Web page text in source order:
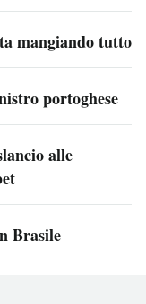
mangiando tutto
portoghese
alle
Brasile